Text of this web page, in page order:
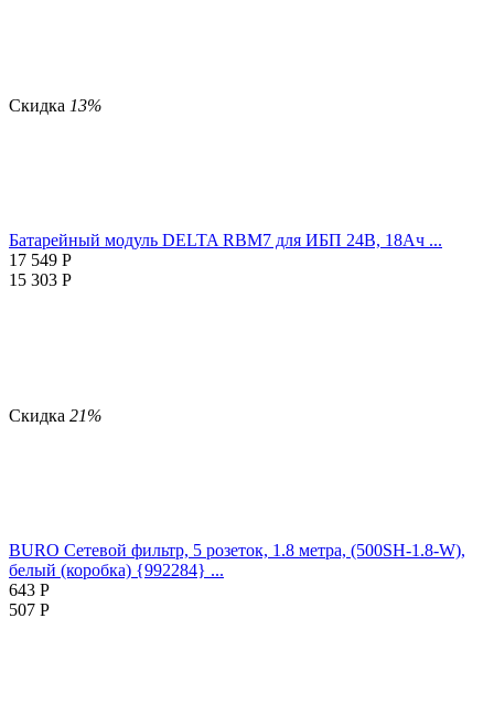
Скидка 13%
Батарейный модуль DELTA RBM7 для ИБП 24В, 18Ач ...
17 549 Р
15 303 Р
Скидка 21%
BURO Сетевой фильтр, 5 розеток, 1.8 метра, (500SH-1.8-W),
белый (коробка) {992284} ...
643 Р
507 Р